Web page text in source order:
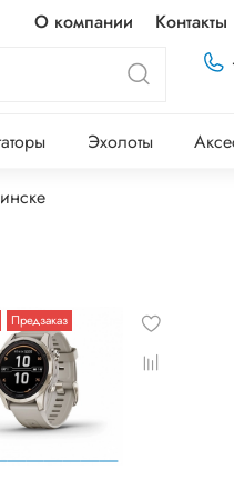
О компании Контакты
Эхолоты
Предзаказ